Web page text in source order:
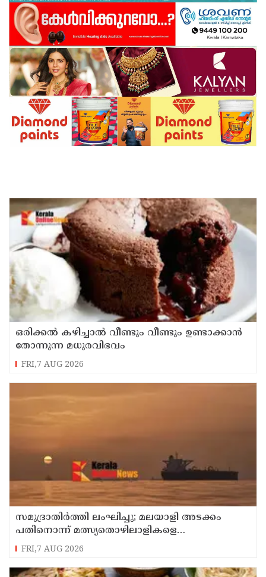
ഒരിക്കൽ കഴിച്ചാൽ വീണ്ടും വീണ്ടും ഉണ്ടാക്കാൻ
തോന്നുന്ന മധുരവിഭവം
FRI,7 AUG 2026
സമുദ്രാതിർത്തി ലംഘിച്ചു; മലയാളി അടക്കം
പതിനൊന്ന് മത്സ്യതൊഴിലാളികളെ
കസ്റ്റഡിയിലെടുത്ത് ശ്രീലങ്കൻ നാവികസേന
FRI,7 AUG 2026